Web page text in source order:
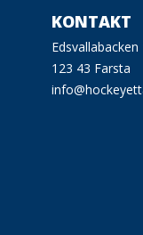
KONTAKT
Edsvallabacken
123 43 Farsta